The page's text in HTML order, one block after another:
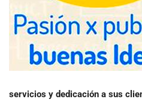
servicios y dedicación a sus